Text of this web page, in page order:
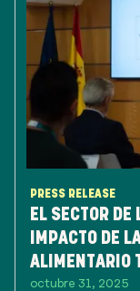
PRESS RELEASE
EL SECTOR
IMPACTO DE
ALIMENTARIO
octubre 31, 2025